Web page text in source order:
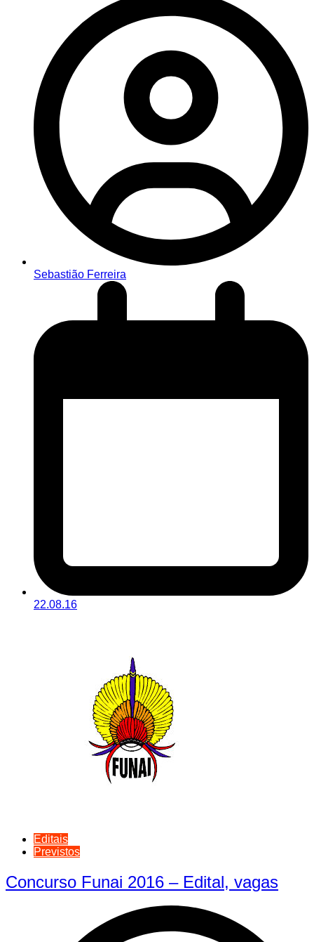
Sebastião Ferreira
22.08.16
Editais
Previstos
Concurso Funai 2016 – Edital, vagas